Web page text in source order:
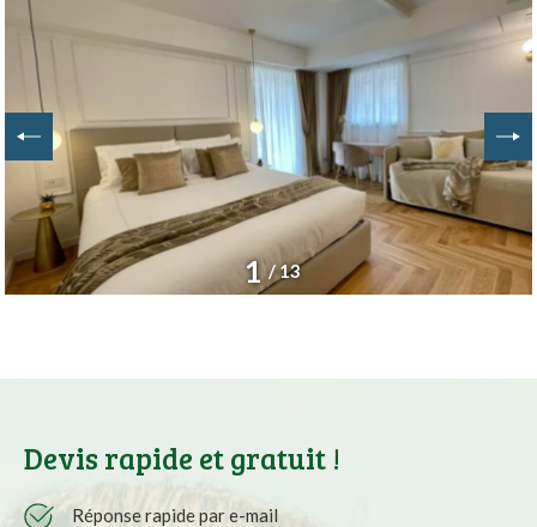
1 / 13
Devis rapide et gratuit !
Réponse rapide par e-mail